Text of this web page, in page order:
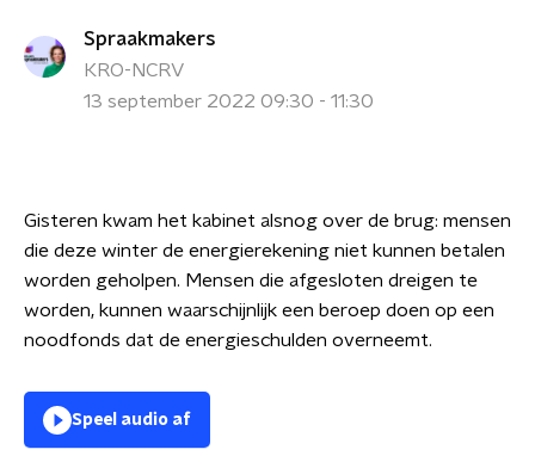
Spraakmakers
KRO-NCRV
13 september 2022 09:30 - 11:30
Gisteren kwam het kabinet alsnog over de brug: mensen
die deze winter de energierekening niet kunnen betalen
worden geholpen. Mensen die afgesloten dreigen te
worden, kunnen waarschijnlijk een beroep doen op een
noodfonds dat de energieschulden overneemt.
Speel audio af